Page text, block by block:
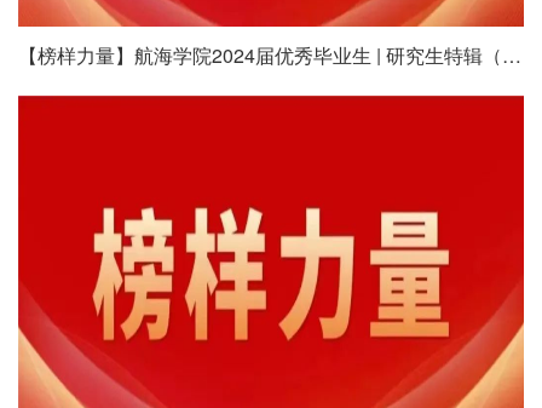
【榜样力量】航海学院2024届优秀毕业生 | 研究生特辑（十九）